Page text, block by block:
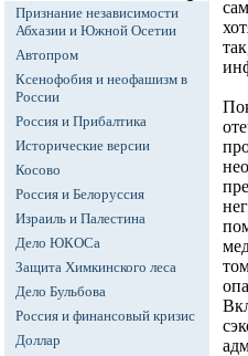
Признание независимости
Абхазии и Южной Осетии
Автопром
Ксенофобия и неофашизм в
России
Россия и Прибалтика
Исторические версии
Косово
Россия и Белоруссия
Израиль и Палестина
Дело ЮКОСа
Защита Химкинского леса
Дело Бульбова
Россия и финансовый кризис
Доллар